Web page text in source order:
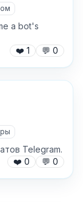
a bot's
❤️ 1 💬 0
Telegram.
❤️ 0 💬 0